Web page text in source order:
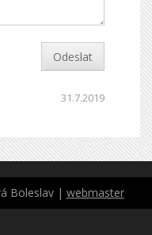
Odeslat
31.7.2019
Boleslav | webmaster